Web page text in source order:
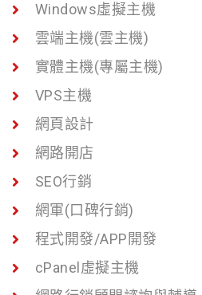
Windows虛擬主機
雲端主機(雲主機)
實體主機(專屬主機)
VPS主機
網頁設計
網路開店
SEO行銷
網軍(口碑行銷)
程式開發/APP開發
cPanel虛擬主機